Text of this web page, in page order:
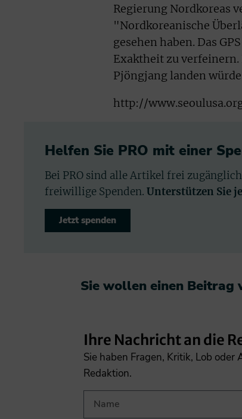
Regierung Nordkoreas
"Nordkoreanische
gesehen haben. Das
Exaktheit zu
Pjöngjang landen
http://
Helfen Sie PRO mit einer
Bei PRO sind alle Artikel frei
freiwillige Spenden. Unterstützen Sie
Jetzt spenden
Sie wollen einen Beitrag
Ihre Nachricht an die
Sie haben Fragen, Kritik, Lob
Redaktion.